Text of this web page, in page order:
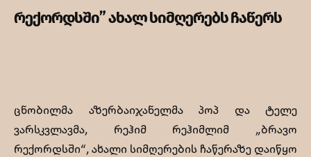
რექორდსში” ახალ სიმღერებს ჩაწერს
ცნობილმა აზერბაიჯანელმა პოპ და ტელე
ვარსკვლავმა, რეჰიმ რეჰიმლიმ „ბრავო
რექორდსში“, ახალი სიმღერების ჩაწერაზე დაიწყო